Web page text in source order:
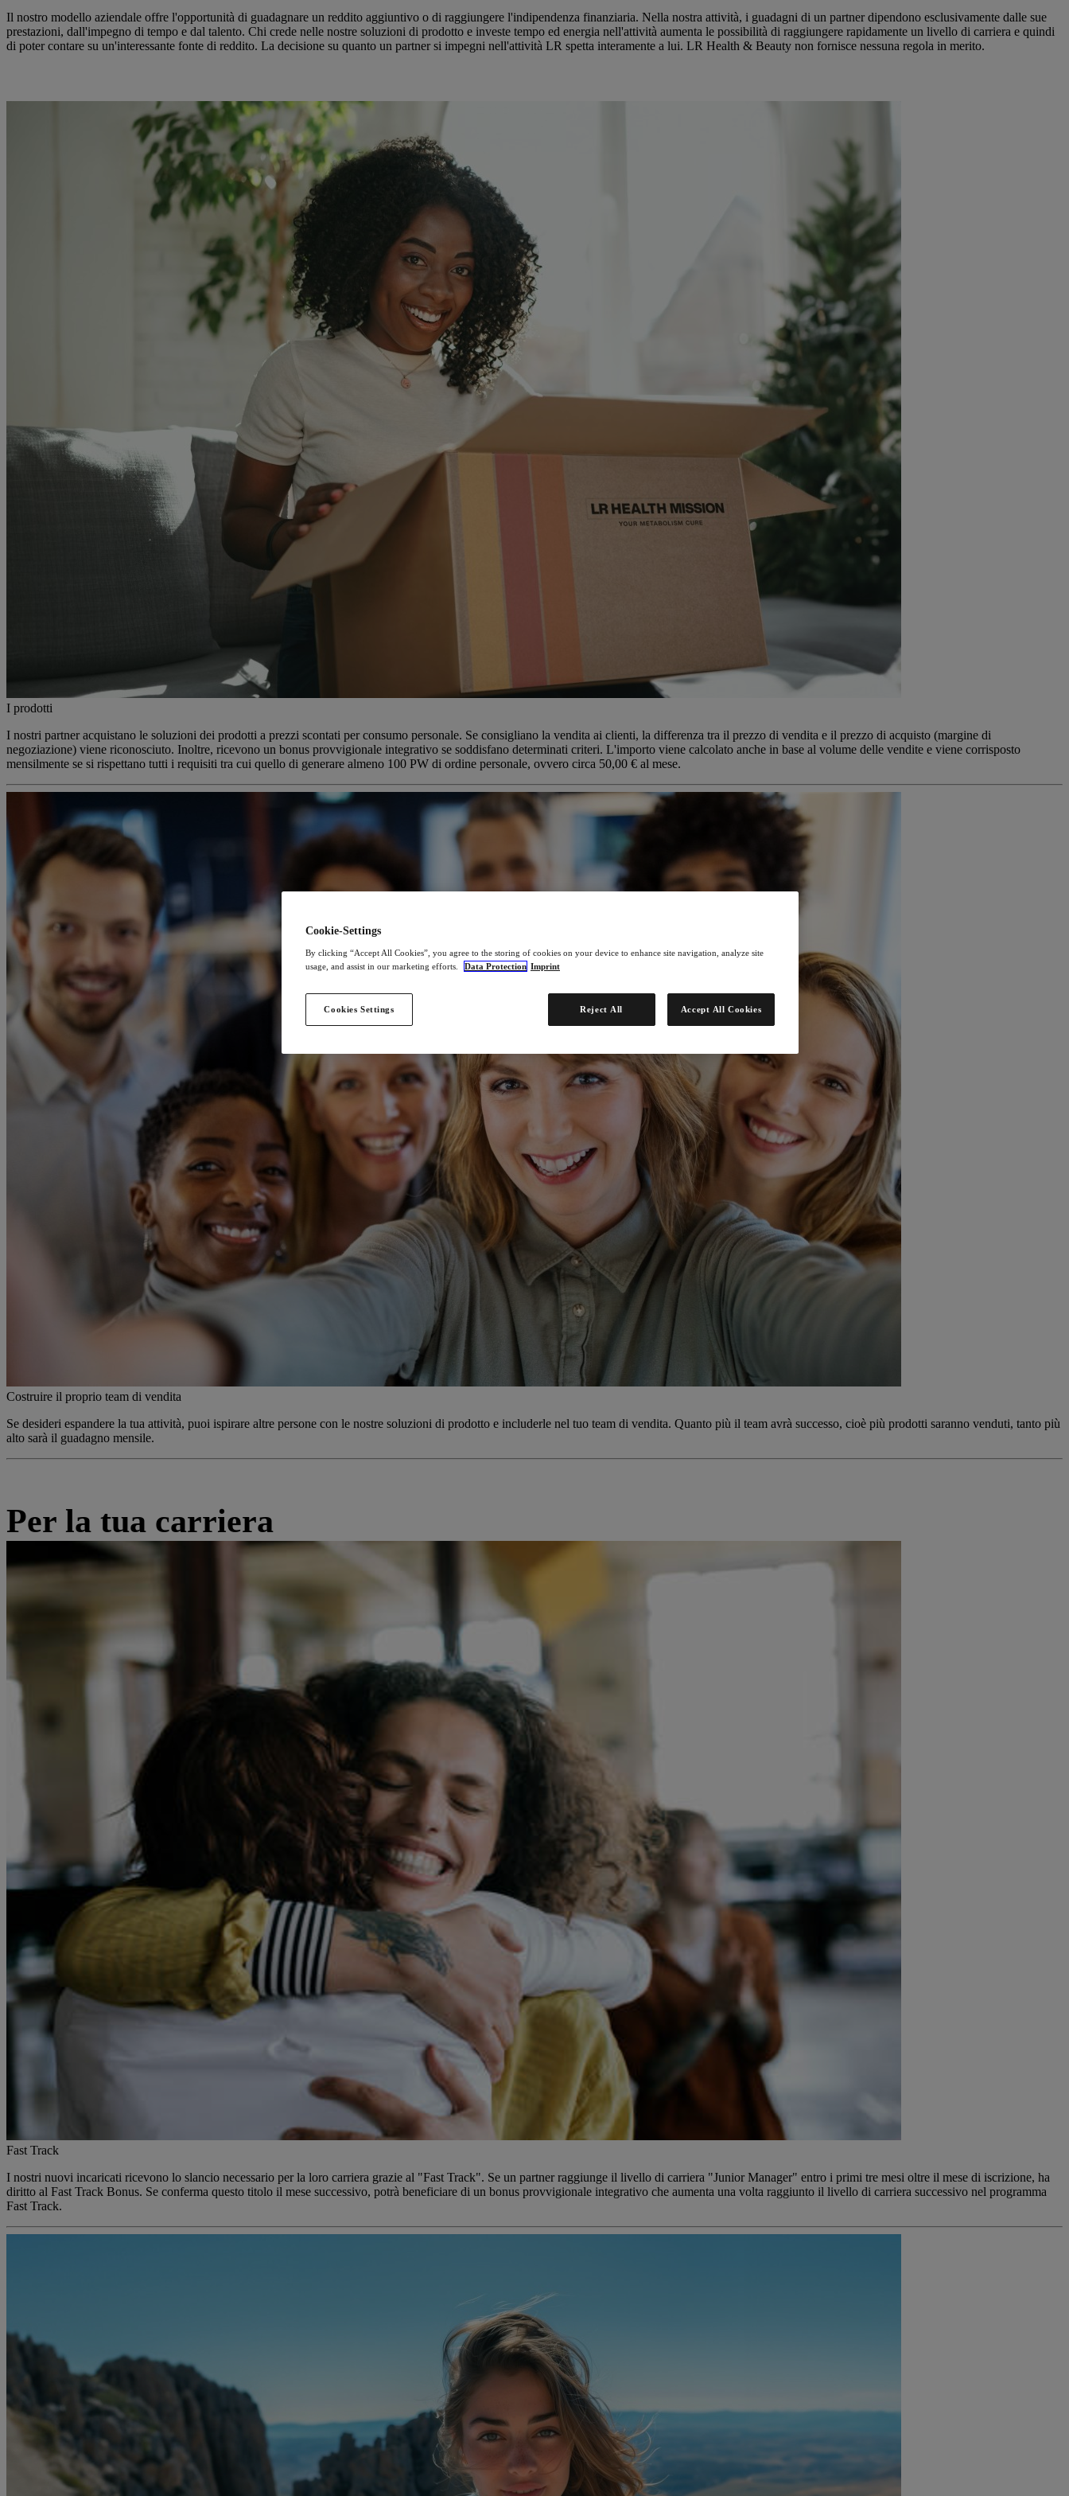
Il nostro modello aziendale offre l'opportunità di guadagnare un reddito aggiuntivo o di raggiungere l'indipendenza finanziaria. Nella nostra attività, i guadagni di un partner dipendono esclusivamente dalle sue
prestazioni, dall'impegno di tempo e dal talento. Chi crede nelle nostre soluzioni di prodotto e investe tempo ed energia nell'attività aumenta le possibilità di raggiungere rapidamente un livello di carriera e quindi
di poter contare su un'interessante fonte di reddito. La decisione su quanto un partner si impegni nell'attività LR spetta interamente a lui. LR Health & Beauty non fornisce nessuna regola in merito.
I prodotti
I nostri partner acquistano le soluzioni dei prodotti a prezzi scontati per consumo personale. Se consigliano la vendita ai clienti, la differenza tra il prezzo di vendita e il prezzo di acquisto (margine di
negoziazione) viene riconosciuto. Inoltre, ricevono un bonus provvigionale integrativo se soddisfano determinati criteri. L'importo viene calcolato anche in base al volume delle vendite e viene corrisposto
mensilmente se si rispettano tutti i requisiti tra cui quello di generare almeno 100 PW di ordine personale, ovvero circa 50,00 € al mese.
Costruire il proprio team di vendita
Se desideri espandere la tua attività, puoi ispirare altre persone con le nostre soluzioni di prodotto e includerle nel tuo team di vendita. Quanto più il team avrà successo, cioè più prodotti saranno venduti, tanto più
alto sarà il guadagno mensile.
Per la tua carriera
Fast Track
I nostri nuovi incaricati ​​ricevono lo slancio necessario per la loro carriera grazie al "Fast Track". Se un partner raggiunge il livello di carriera "Junior Manager" entro i primi tre mesi oltre il mese di iscrizione, ha
diritto al Fast Track Bonus. Se conferma questo titolo il mese successivo, potrà beneficiare di un bonus provvigionale integrativo che aumenta una volta raggiunto il livello di carriera successivo nel programma
Fast Track.
Cookie-Settings
By clicking “Accept All Cookies”, you agree to the storing of cookies on your device to enhance site navigation, analyze site
usage, and assist in our marketing efforts.
Data Protection Imprint
Cookies Settings Reject All Accept All Cookies